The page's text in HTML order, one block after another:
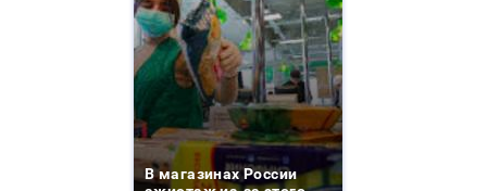
В магазинах России